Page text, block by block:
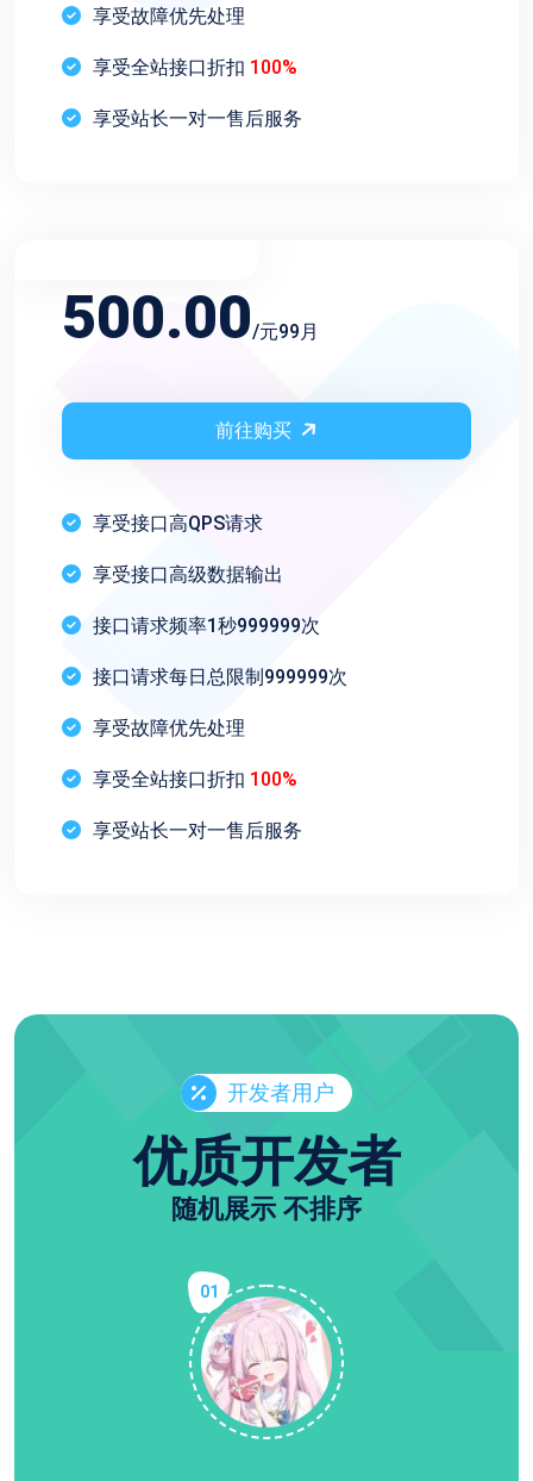
享受故障优先处理
享受全站接口折扣 100%
享受站长一对一售后服务
500.00/元99月
前往购买
享受接口高QPS请求
享受接口高级数据输出
接口请求频率1秒999999次
接口请求每日总限制999999次
享受故障优先处理
享受全站接口折扣 100%
享受站长一对一售后服务
开发者用户
优质开发者
随机展示 不排序
01